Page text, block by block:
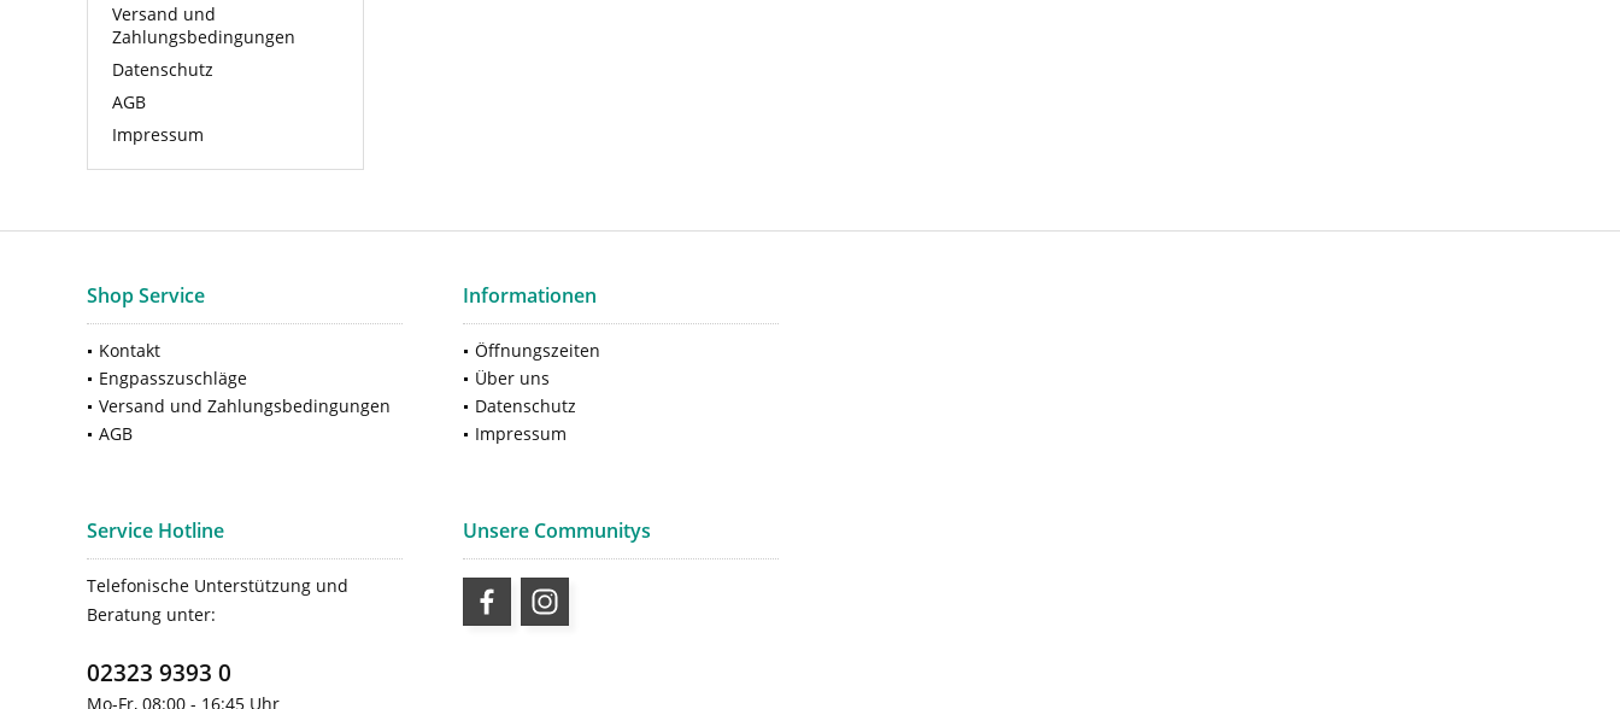
Versand und
Zahlungsbedingungen
Datenschutz
AGB
Impressum
Shop Service
Kontakt
Engpasszuschläge
Versand und Zahlungsbedingungen
AGB
Informationen
Öffnungszeiten
Über uns
Datenschutz
Impressum
Service Hotline
Telefonische Unterstützung und
Beratung unter:
02323 9393 0
Mo-Fr, 08:00 - 16:45 Uhr
Unsere Communitys